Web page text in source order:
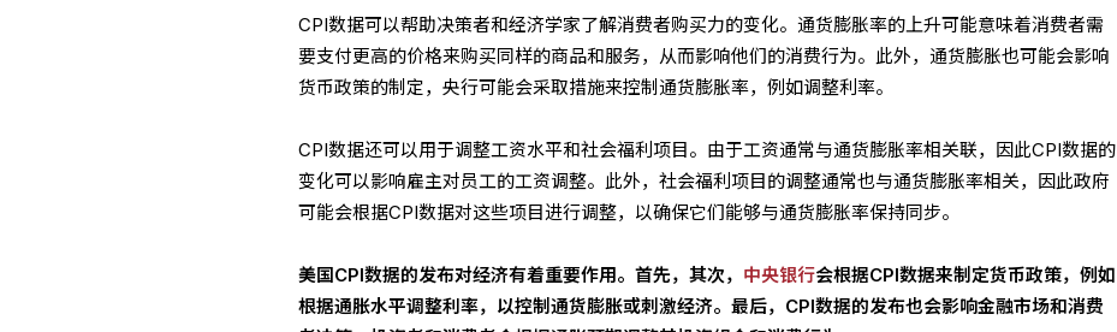
CPI数据可以帮助决策者和经济学家了解消费者购买力的变化。通货膨胀率的上升可能意味着消费者需
要支付更高的价格来购买同样的商品和服务，从而影响他们的消费行为。此外，通货膨胀也可能会影响
货币政策的制定，央行可能会采取措施来控制通货膨胀率，例如调整利率。
CPI数据还可以用于调整工资水平和社会福利项目。由于工资通常与通货膨胀率相关联，因此CPI数据的
变化可以影响雇主对员工的工资调整。此外，社会福利项目的调整通常也与通货膨胀率相关，因此政府
可能会根据CPI数据对这些项目进行调整，以确保它们能够与通货膨胀率保持同步。
美国CPI数据的发布对经济有着重要作用。首先，其次， 中央银行会根据CPI数据来制定货币政策，例如
根据通胀水平调整利率，以控制通货膨胀或刺激经济。最后，CPI数据的发布也会影响金融市场和消费